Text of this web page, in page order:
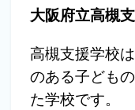
大阪府立高槻
高槻支援学校
のある子ども
た学校です。